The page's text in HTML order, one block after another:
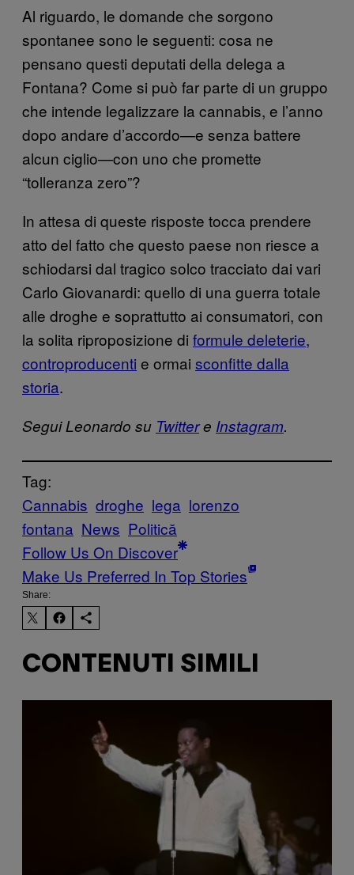
Al riguardo, le domande che sorgono
spontanee sono le seguenti: cosa ne
pensano questi deputati della delega a
Fontana? Come si può far parte di un gruppo
che intende legalizzare la cannabis, e l’anno
dopo andare d’accordo—e senza battere
alcun ciglio—con uno che promette
“tolleranza zero”?
In attesa di queste risposte tocca prendere
atto del fatto che questo paese non riesce a
schiodarsi dal tragico solco tracciato dai vari
Carlo Giovanardi: quello di una guerra totale
alle droghe e soprattutto ai consumatori, con
la solita riproposizione di formule deleterie,
controproducenti e ormai sconfitte dalla
storia.
Segui Leonardo su Twittere Instagram.
Tag:
Cannabis droghe lega lorenzo
fontana News Politică
Follow Us On Discover
Make Us Preferred In Top Stories
Share:
CONTENUTI SIMILI